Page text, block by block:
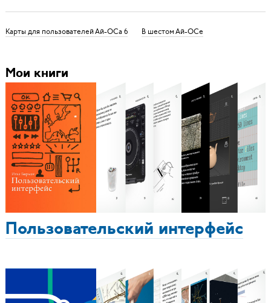
Карты для пользователей Ай-ОСа 6 В шестом Ай-ОСе
Мои книги
Пользовательский интерфейс